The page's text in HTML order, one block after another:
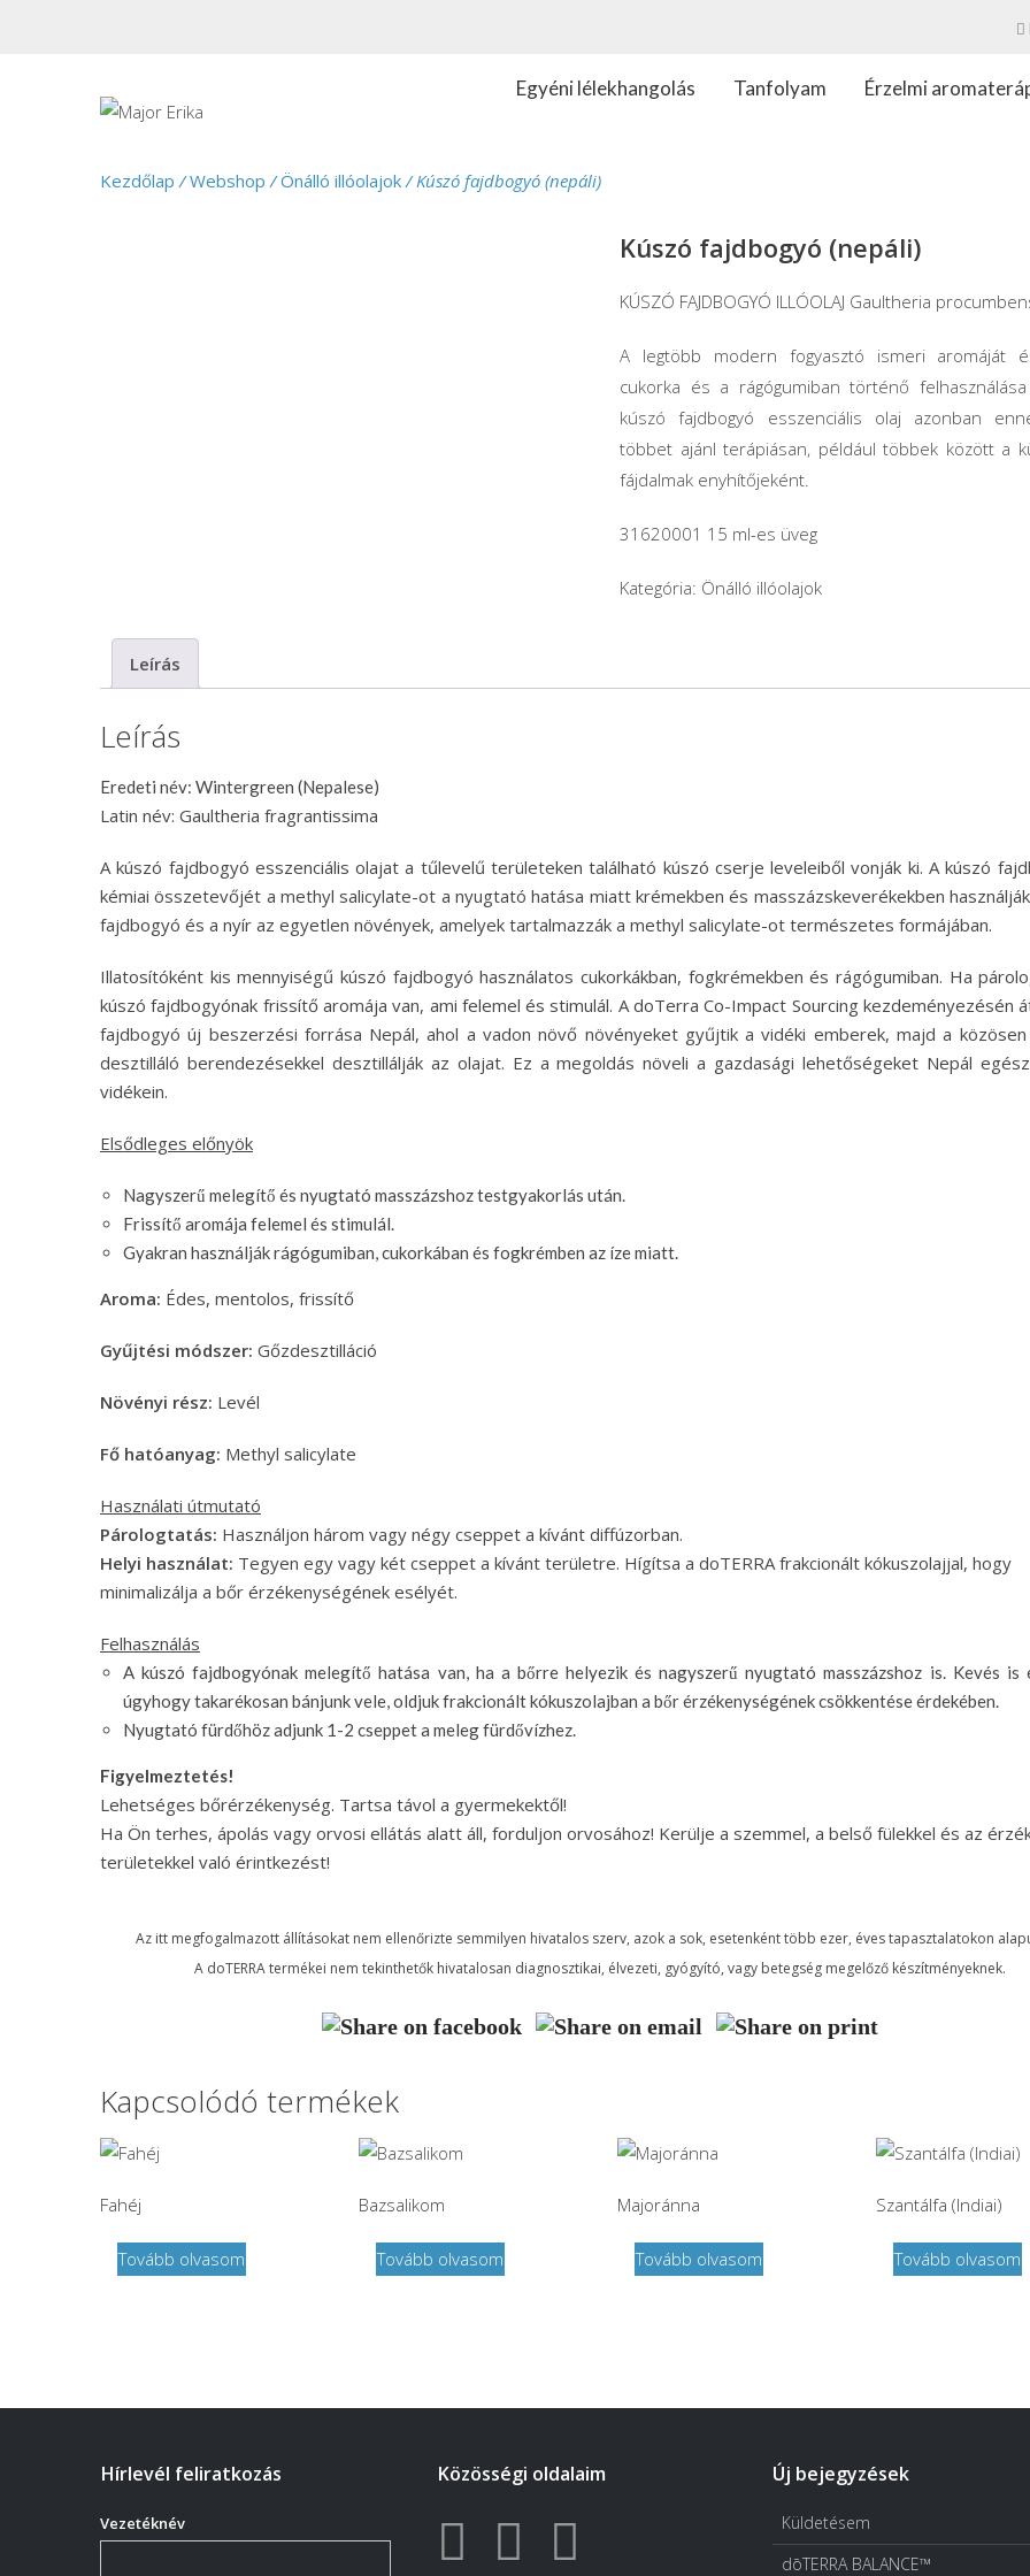
Egyéni lélekhangolás Tanfolyam Érzelmi
Kezdőlap /Webshop /Önálló illóolajok/ Kúszó fajdbogyó (nepáli)
Kúszó fajdbogyó (nepáli)
KÚSZÓ FAJDBOGYÓ ILLÓOLAJ Gaultheria
A legtöbb modern fogyasztó ismeri aromáját
cukorka és a rágógumiban történő
kúszó fajdbogyó esszenciális olaj azonban
többet ajánl terápiásan, például többek között a
fájdalmak enyhítőjeként.
31620001 15 ml-es üveg
Kategória: Önálló illóolajok
Leírás
Leírás
Eredeti név: Wintergreen (Nepalese)
Latin név: Gaultheria fragrantissima
A kúszó fajdbogyó esszenciális olajat a tűlevelű területeken található kúszó cserje leveleiből vonják ki. A kúszó
kémiai összetevőjét a methyl salicylate-ot a nyugtató hatása miatt krémekben és masszázskeverékekben
fajdbogyó és a nyír az egyetlen növények, amelyek tartalmazzák a methyl salicylate-ot természetes formájában.
Illatosítóként kis mennyiségű kúszó fajdbogyó használatos cukorkákban, fogkrémekben és rágógumiban. Ha
kúszó fajdbogyónak frissítő aromája van, ami felemel és stimulál. A doTerra Co-Impact Sourcing kezdeményezésén
fajdbogyó új beszerzési forrása Nepál, ahol a vadon növő növényeket gyűjtik a vidéki emberek, majd a
desztilláló berendezésekkel desztillálják az olajat. Ez a megoldás növeli a gazdasági lehetőségeket Nepál
vidékein.
Elsődleges előnyök
Nagyszerű melegítő és nyugtató masszázshoz testgyakorlás után.
Frissítő aromája felemel és stimulál.
Gyakran használják rágógumiban, cukorkában és fogkrémben az íze miatt.
Aroma: Édes, mentolos, frissítő
Gyűjtési módszer: Gőzdesztilláció
Növényi rész: Levél
Fő hatóanyag: Methyl salicylate
Használati útmutató
Párologtatás: Használjon három vagy négy cseppet a kívánt diffúzorban.
Helyi használat: Tegyen egy vagy két cseppet a kívánt területre. Hígítsa a doTERRA frakcionált kókuszolajjal, hogy
minimalizálja a bőr érzékenységének esélyét.
Felhasználás
A kúszó fajdbogyónak melegítő hatása van, ha a bőrre helyezik és nagyszerű nyugtató masszázshoz is. Kevés is
úgyhogy takarékosan bánjunk vele, oldjuk frakcionált kókuszolajban a bőr érzékenységének csökkentése érdekében.
Nyugtató fürdőhöz adjunk 1-2 cseppet a meleg fürdővízhez.
Figyelmeztetés!
Lehetséges bőrérzékenység. Tartsa távol a gyermekektől!
Ha Ön terhes, ápolás vagy orvosi ellátás alatt áll, forduljon orvosához! Kerülje a szemmel, a belső fülekkel és az
területekkel való érintkezést!
Az itt megfogalmazott állításokat nem ellenőrizte semmilyen hivatalos szerv, azok a sok, esetenként több ezer, éves tapasztalatokon
A doTERRA termékei nem tekinthetők hivatalosan diagnosztikai, élvezeti, gyógyító, vagy betegség megelőző készítményeknek.
Kapcsolódó termékek
Fahéj
Tovább olvasom
Bazsalikom
Tovább olvasom
Majoránna
Tovább olvasom
Szantálfa (Indiai)
Tovább olvasom
Hírlevél feliratkozás
Vezetéknév
Közösségi oldalaim Új bejegyzések
Küldetésem
dōTERRA BALANCE™